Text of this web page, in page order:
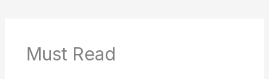
Must Read